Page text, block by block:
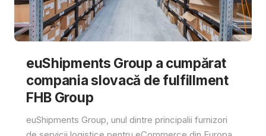
euShipments Group a cumpărat
compania slovacă de fulfillment
FHB Group
euShipments Group, unul dintre principalii furnizori